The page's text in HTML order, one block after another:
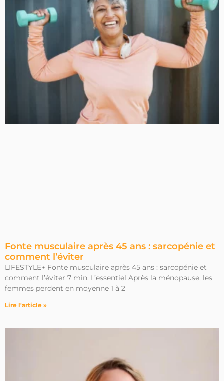
Fonte musculaire après 45 ans : sarcopénie et
comment l’éviter
LIFESTYLE+ Fonte musculaire après 45 ans : sarcopénie et
comment l’éviter 7 min. L’essentiel Après la ménopause, les
femmes perdent en moyenne 1 à 2
Lire l'article »